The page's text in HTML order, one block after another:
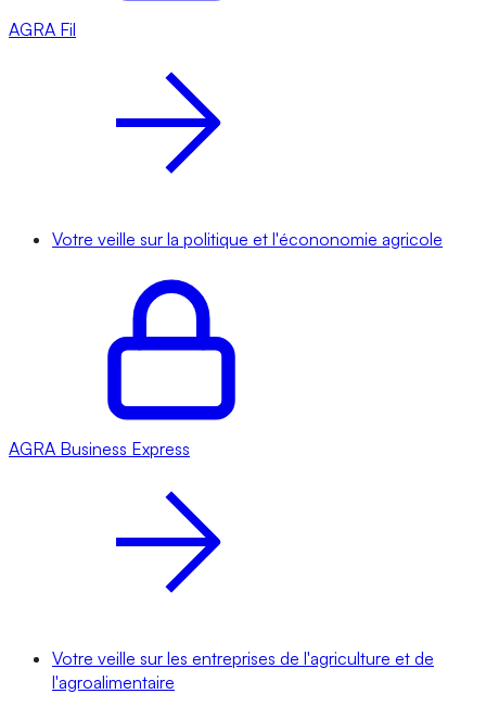
AGRA Fil
Votre veille sur la politique et l'écononomie agricole
AGRA Business Express
Votre veille sur les entreprises de l'agriculture et de
l'agroalimentaire